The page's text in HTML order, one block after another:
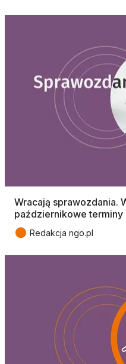
Wracają sprawozdania.
październikowe
● Redakcja ngo.pl